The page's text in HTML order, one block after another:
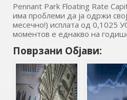
Pennant Park Floating Rate
има проблеми да ја одржи
месечно!) исплата од 0,1025
моментов е еднакво на
Поврзани Објави: